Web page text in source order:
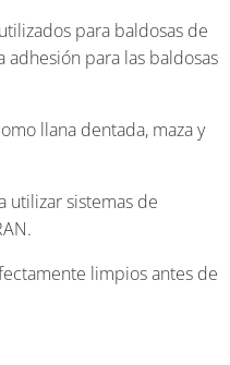
para baldosas de
adhesión para las baldosas
llana dentada, maza y
utilizar sistemas de
limpios antes de